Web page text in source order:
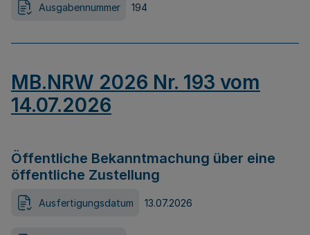
Ausgabennummer 194
MB.NRW 2026 Nr. 193 vom
14.07.2026
Öffentliche Bekanntmachung über eine
öffentliche Zustellung
Ausfertigungsdatum 13.07.2026